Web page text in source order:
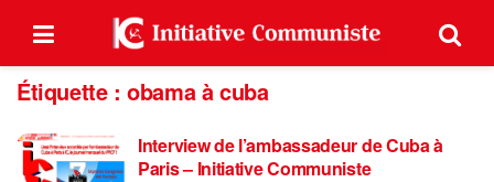
Étiquette :obama à cuba
Interview de l’ambassadeur de Cuba à
Paris – Initiative Communiste